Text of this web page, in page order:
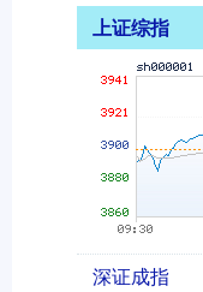
上证综指
深证成指